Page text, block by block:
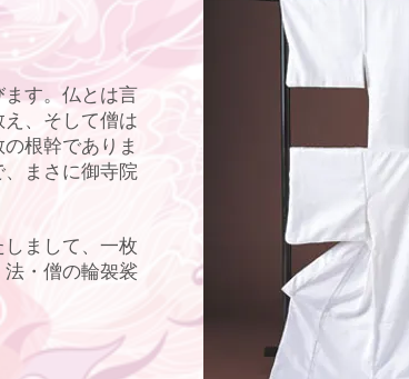
す。仏とは言
、そして僧は
根幹でありま
まさに御寺院
まして、一枚
・僧の輪袈裟